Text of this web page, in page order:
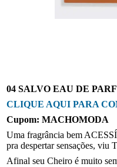
04 SALVO EAU DE
CLIQUE AQUI PARA
Cupom: MACHOMODA
Uma fragrância bem
pra despertar sensações, viu
Afinal seu Cheiro é muito